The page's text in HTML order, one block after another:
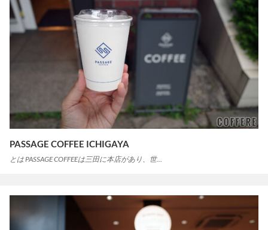
PASSAGE COFFEE ICHIGAYA
とは PASSAGE COFFEEは三田に本店があり、世…